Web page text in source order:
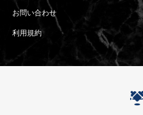
お問い合わせ
利用規約